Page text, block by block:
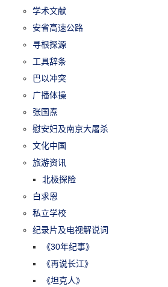
学术文献
安省高速公路
寻根探源
工具辞条
巴以冲突
广播体操
张国焘
慰安妇及南京大屠杀
文化中国
旅游资讯
北极探险
白求恩
私立学校
纪录片及电视解说词
《30年纪事》
《再说长江》
《坦克人》